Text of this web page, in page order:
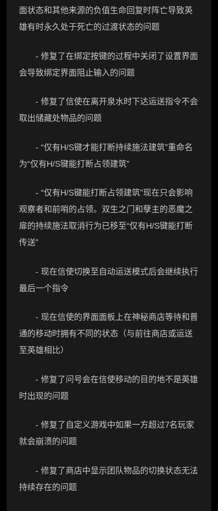
面状态和其他来源的负值生命回复时阵亡导致英
雄有时永久处于死亡的过渡状态的问题
- 修复了在绑定按键的过程中关闭了设置界面
会导致绑定界面阻止输入的问题
- 修复了信使在离开泉水时下达运送指令不会
取出储藏处物品的问题
- “仅有H/S键才能打断持续施法建筑”重命名
为“仅有H/S键能打断占领建筑”
- “仅有H/S键能打断占领建筑”现在只会影响
观察者和前哨的占领。双生之门和孽主的恶魔之
扉的持续施法取消行为已移至“仅有H/S键能打断
传送”
- 现在信使切换至自动运送模式后会继续执行
最后一个指令
- 现在信使的界面面板上在神秘商店等待和普
通的移动时拥有不同的状态（与前往商店或运送
至英雄相比）
- 修复了问号会在信使移动的目的地不是英雄
时出现的问题
- 修复了自定义游戏中如果一方超过7名玩家
就会崩溃的问题
- 修复了商店中显示团队物品的切换状态无法
持续存在的问题